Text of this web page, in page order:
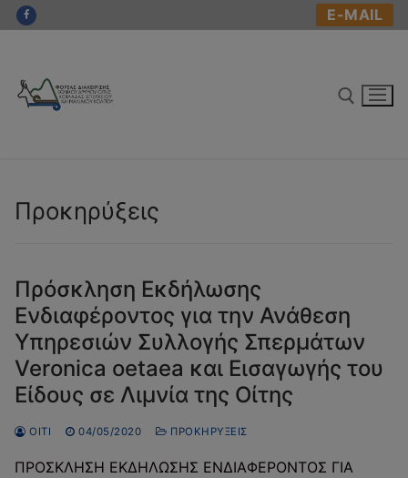
Μετάβαση
στο
E-MAIL
ΑΡΧΙΚΗ
Η ΟΙΤΗ
Γενικές Πληροφορίες
Χλωρίδα
Βλάστηση
Ο ΦΟΡΕΑΣ ΔΙΑΧΕΙΡΙΣΗΣ
Θεσμικό πλαίσιο – Αρμοδιότητες
Διοικητικό Συμβούλιο
Αξιοθέατα
Προκηρύξεις
Πρόσκληση Εκδήλωσης
Ενδιαφέροντος για την Ανάθεση
Υπηρεσιών Συλλογής Σπερμάτων
Veronica oetaea και Εισαγωγής του
Είδους σε Λιμνία της Οίτης
OITI 04/05/2020 ΠΡΟΚΗΡΎΞΕΙΣ
ΠΡΟΣΚΛΗΣΗ ΕΚΔΗΛΩΣΗΣ ΕΝΔΙΑΦΕΡΟΝΤΟΣ ΓΙΑ